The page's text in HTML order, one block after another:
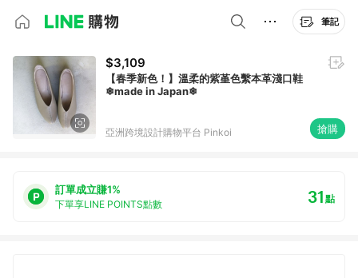
筆記
$3,109
【春季新色！】溫柔的紫堇色繫本革淺口鞋
❄︎made in Japan❄︎
亞洲跨境設計購物平台 Pinkoi 搶購
訂單成立賺1%
下單享LINE POINTS點數 31點